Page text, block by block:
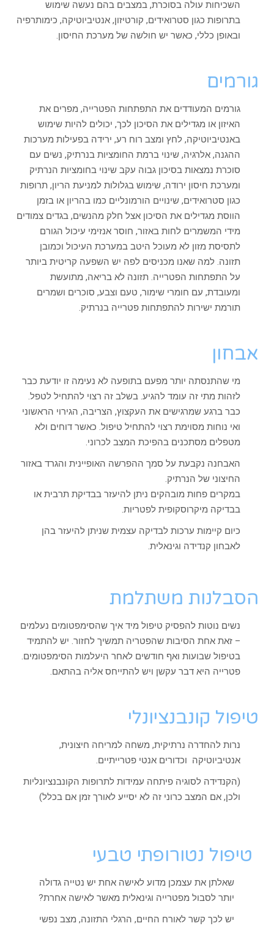
השכיחות עולה בסוכרת, במצבים בהם נעשה שימוש
בתרופות כגון סטרואידים, קורטיזון, אנטיביוטיקה, כימותרפיה
ובאופן כללי, כאשר יש חולשה של מערכת החיסון.
גורמים
גורמים המעודדים את התפתחות הפטרייה, מפרים את
האיזון או מגדילים את הסיכון לכך, יכולים להיות שימוש
באנטיביוטיקה, לחץ ומצב רוח רע, ירידה בפעילות מערכות
ההגנה, אלרגיה, שינוי ברמת החומציות בנרתיק, נשים עם
סוכרת נמצאות בסיכון גבוה עקב שינוי בחומציות הנרתיק
ומערכת חיסון ירודה, שימוש בגלולות למניעת הריון, תרופות
כגון סטרואידים, שינויים הורמונליים כמו בהריון או בזמן
הווסת מגדילים את הסיכון אצל חלק מהנשים, בגדים צמודים
מידי המשמרים לחות באזור, חוסר אנזימי עיכול הגורם
לתסיסת מזון לא מעוכל היטב במערכת העיכול וכמובן
תזונה. למה שאנו מכניסים לפה יש השפעה קריטית ביותר
על התפתחות הפטרייה. תזונה לא בריאה, מתועשת
ומעובדת, עם חומרי שימור, טעם וצבע, סוכרים ושמרים
תורמת ישירות להתפתחות פטרייה בנרתיק.
אבחון
מי שהתנסתה יותר מפעם בתופעה לא נעימה זו יודעת כבר
לזהות מתי זה עומד להגיע. בשלב זה רצוי להתחיל לטפל.
כבר ברגע שמרגישים את העקצוץ, הצריבה, הגירוי הראשוני
ואי נוחות מסוימת רצוי להתחיל טיפול. כאשר דוחים ולא
מטפלים מסתכנים בהפיכת המצב לכרוני.
האבחנה נקבעת על סמך ההפרשה האופיינית והגרד באזור
החיצוני של הנרתיק.
במקרים פחות מובהקים ניתן להיעזר בבדיקת תרבית או
בבדיקה מיקרוסקופית לפטריות.
כיום קיימות ערכות לבדיקה עצמית שניתן להיעזר בהן
לאבחון קנדידה וגינאלית.
הסבלנות משתלמת
נשים נוטות להפסיק טיפול מיד איך שהסימפטומים נעלמים
– זאת אחת הסיבות שהפטריה תמשיך לחזור. יש להתמיד
בטיפול שבועות ואף חודשים לאחר היעלמות הסימפטומים.
פטרייה היא דבר עקשן ויש להתייחס אליה בהתאם.
טיפול קונבנציונלי
נרות להחדרה נרתיקית, משחה למריחה חיצונית,
אנטיביוטיקה וכדורים אנטי פטרייתיים.
(הקנדידה לסוגיה פיתחה עמידות לתרופות הקונבנציונליות
ולכן, אם המצב כרוני זה לא יסייע לאורך זמן אם בכלל)
טיפול נטורופתי טבעי
שאלתן את עצמכן מדוע לאישה אחת יש נטייה גדולה
יותר לסבול מפטרייה וגינאלית מאשר לאישה אחרת?
יש לכך קשר לאורח החיים, הרגלי התזונה, מצב נפשי